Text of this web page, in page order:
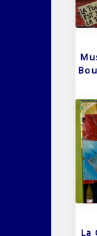
La